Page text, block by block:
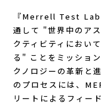
ドウェア)
MYSTERY RANCH (
New Era(ニューエラ)
『Merrell Test
通して "世界中のア
クティビティにおい
る" ことをミッショ
クノロジーの革新と
のプロセスには、
リートによるフィー